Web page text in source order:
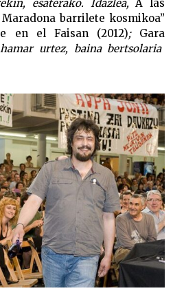
esaterako. Idazlea,A las
Maradona barrilete kosmikoa”
en el Faisan (2012); Gara
urtez, baina bertsolaria